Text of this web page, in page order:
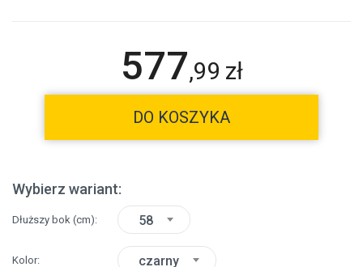
577,99 zł
DO KOSZYKA
Wybierz wariant:
Dłuższy bok (cm) 58
Kolor czarny